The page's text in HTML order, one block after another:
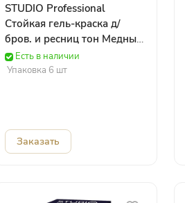
STUDIO Professional
Стойкая гель-краска д/
бров. и ресниц тон Медный
каштан 15 мл 250045
Роколор
Есть в наличии
Упаковка 6 шт
Заказать